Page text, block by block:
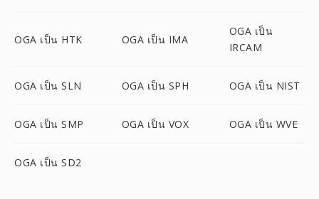
OGA เป็น HTK OGA เป็น IMA
OGA เป็น
IRCAM
OGA เป็น SLN OGA เป็น SPH OGA เป็น NIST
OGA เป็น SMP OGA เป็น VOX OGA เป็น WVE
OGA เป็น SD2